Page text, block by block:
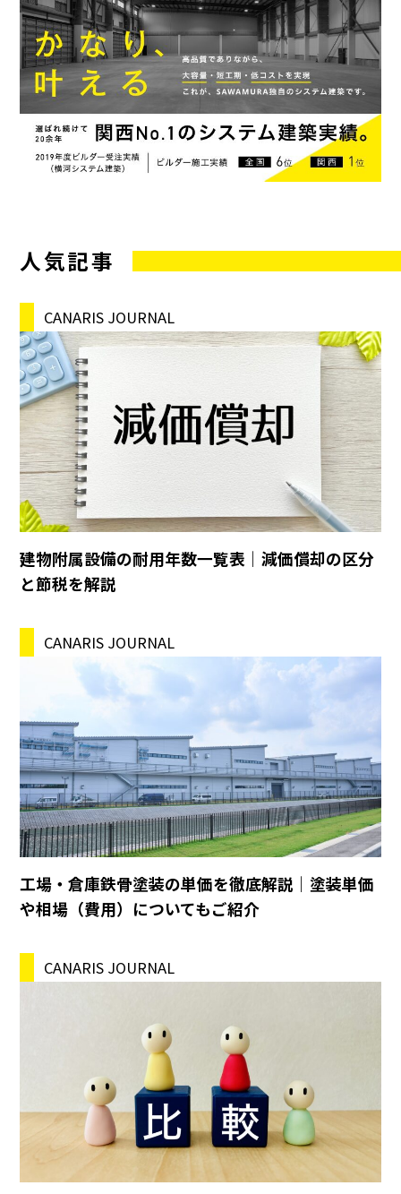
人気記事
CANARIS JOURNAL
建物附属設備の耐用年数一覧表｜減価償却の区分
と節税を解説
CANARIS JOURNAL
工場・倉庫鉄骨塗装の単価を徹底解説｜塗装単価
や相場（費用）についてもご紹介
CANARIS JOURNAL